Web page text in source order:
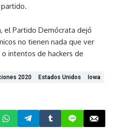
el Partido Demócrata dejó
no tienen nada que ver
intentos de hackers de
2020 Estados Unidos
Iowa